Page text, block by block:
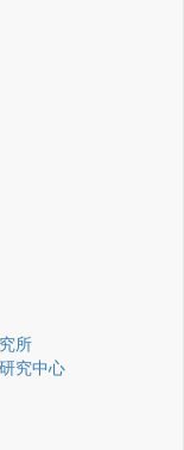
所
究中心